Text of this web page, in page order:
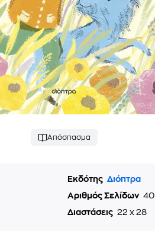
Απόσπασμα
Εκδότης Διόπτρα
Αριθμός Σελίδων 40
Διαστάσεις 22 x 28